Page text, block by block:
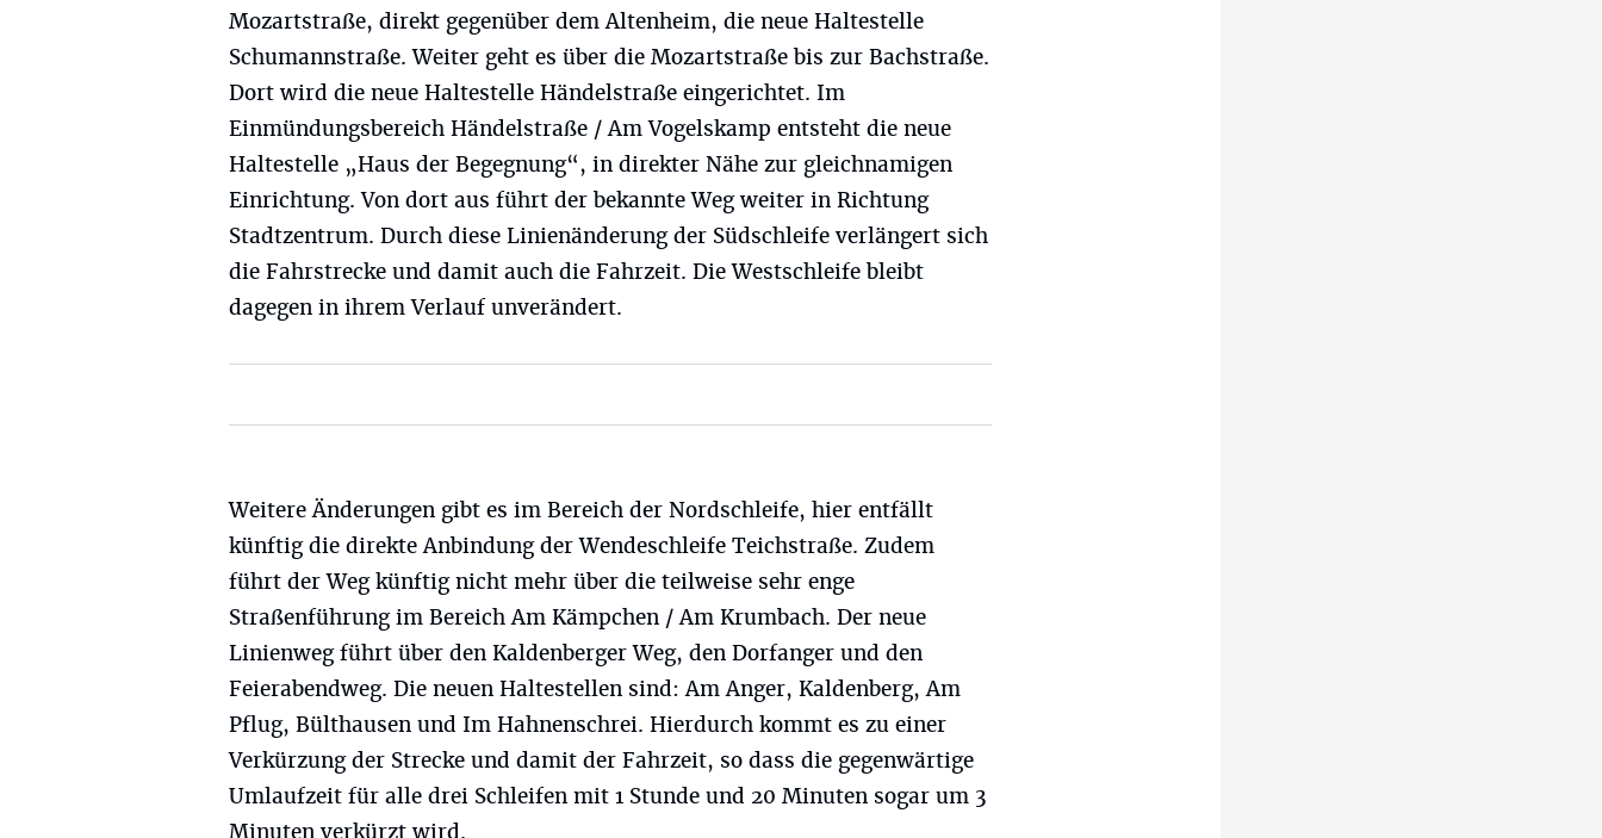
Mozartstraße, direkt gegenüber dem Altenheim, die neue Haltestelle
Schumannstraße. Weiter geht es über die Mozartstraße bis zur Bachstraße.
Dort wird die neue Haltestelle Händelstraße eingerichtet. Im
Einmündungsbereich Händelstraße / Am Vogelskamp entsteht die neue
Haltestelle „Haus der Begegnung“, in direkter Nähe zur gleichnamigen
Einrichtung. Von dort aus führt der bekannte Weg weiter in Richtung
Stadtzentrum. Durch diese Linienänderung der Südschleife verlängert sich
die Fahrstrecke und damit auch die Fahrzeit. Die Westschleife bleibt
dagegen in ihrem Verlauf unverändert.
Weitere Änderungen gibt es im Bereich der Nordschleife, hier entfällt
künftig die direkte Anbindung der Wendeschleife Teichstraße. Zudem
führt der Weg künftig nicht mehr über die teilweise sehr enge
Straßenführung im Bereich Am Kämpchen / Am Krumbach. Der neue
Linienweg führt über den Kaldenberger Weg, den Dorfanger und den
Feierabendweg. Die neuen Haltestellen sind: Am Anger, Kaldenberg, Am
Pflug, Bülthausen und Im Hahnenschrei. Hierdurch kommt es zu einer
Verkürzung der Strecke und damit der Fahrzeit, so dass die gegenwärtige
Umlaufzeit für alle drei Schleifen mit 1 Stunde und 20 Minuten sogar um 3
Minuten verkürzt wird.